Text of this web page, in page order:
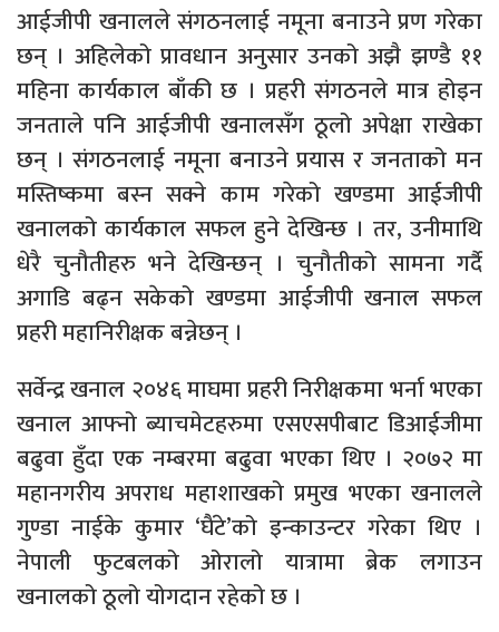
आईजीपी खनालले संगठनलाई नमूना बनाउने प्रण गरेका
छन् । अहिलेको प्रावधान अनुसार उनको अझै झण्डै ११
महिना कार्यकाल बाँकी छ । प्रहरी संगठनले मात्र होइन
जनताले पनि आईजीपी खनालसँग ठूलो अपेक्षा राखेका
छन् । संगठनलाई नमूना बनाउने प्रयास र जनताको मन
मस्तिष्कमा बस्न सक्ने काम गरेको खण्डमा आईजीपी
खनालको कार्यकाल सफल हुने देखिन्छ । तर, उनीमाथि
धेरै चुनौतीहरु भने देखिन्छन् । चुनौतीको सामना गर्दै
अगाडि बढ्न सकेको खण्डमा आईजीपी खनाल सफल
प्रहरी महानिरीक्षक बन्नेछन् ।
सर्वेन्द्र खनाल २०४६ माघमा प्रहरी निरीक्षकमा भर्ना भएका
खनाल आफ्नो ब्याचमेटहरुमा एसएसपीबाट डिआईजीमा
बढुवा हुँदा एक नम्बरमा बढुवा भएका थिए । २०७२ मा
महानगरीय अपराध महाशाखको प्रमुख भएका खनालले
गुण्डा नाईके कुमार ‘घैंटे’को इन्काउन्टर गरेका थिए ।
नेपाली फुटबलको ओरालो यात्रामा ब्रेक लगाउन
खनालको ठूलो योगदान रहेको छ ।